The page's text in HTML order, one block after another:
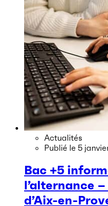
Actualités
Publié le 5
Bac +5
l’alternance
d’Aix-en-